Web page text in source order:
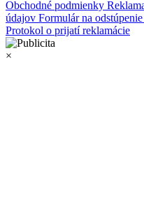
Obchodné podmienky
údajov Formulár na
Protokol o prijatí reklamácie
×